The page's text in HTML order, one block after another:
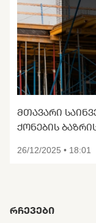
ᲛᲗᲐᲕᲐᲠᲘ
ᲥᲝᲜᲔᲑᲘᲡ
26/12/2025 • 18:01
ᲠᲩᲔᲕᲔᲑᲘ